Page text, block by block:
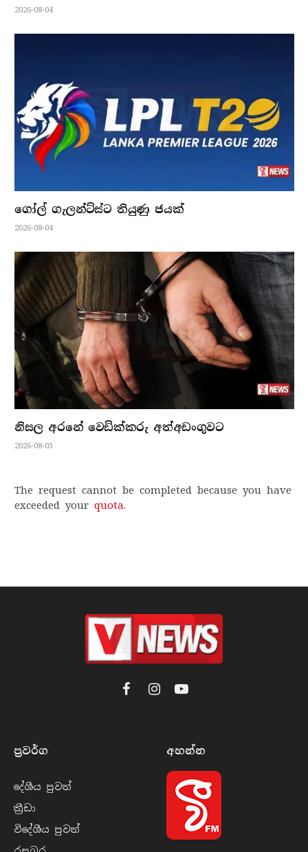
2026-08-04
ගෝල් ගැලන්ට්ස්ට තියුණු ජයක්
2026-08-04
නිසල අරනේ වෙඩික්කරු අත්අඩංගුවට
2026-08-03
The request cannot be completed because you have
exceeded your quota.
FacebookInstagramYouTube
ප්‍රවර්​ග
දේශීය පුව​ත්
ක්‍රී​ඩා
විදේශීය පුව​ත්
අහන්​න